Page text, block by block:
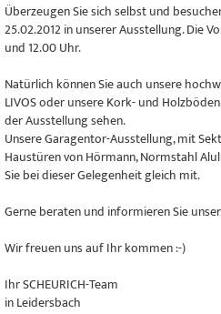
Überzeugen Sie sich selbst und
25.02.2012 in unserer Ausstellung. Die
und 12.00 Uhr.
Natürlich können Sie auch unsere
LIVOS oder unsere Kork- und
der Ausstellung sehen.
Unsere Garagentor-Ausstellung, mit
Haustüren von Hörmann, Normstahl
Sie bei dieser Gelegenheit gleich mit.
Gerne beraten und informieren Sie
Wir freuen uns auf Ihr kommen :-)
Ihr SCHEURICH-Team
in Leidersbach